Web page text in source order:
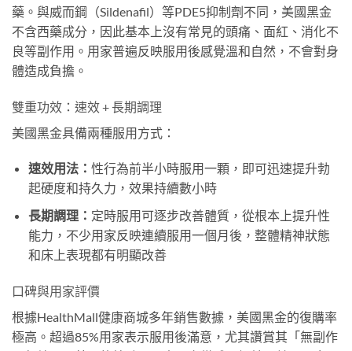
藥。與威而鋼（Sildenafil）等PDE5抑制劑不同，美國黑金
不含西藥成分，因此基本上沒有常見的頭痛、面紅、消化不
良等副作用。用家普遍反映服用後感覺溫和自然，不會對身
體造成負擔。
雙重功效：速效 + 長期調理
美國黑金具備兩種服用方式：
速效用法： 性行為前半小時服用一顆，即可迅速提升勃
起硬度和持久力，效果持續數小時
長期調理： 定時服用可逐步改善體質，從根本上提升性
能力，不少用家反映連續服用一個月後，整體精神狀態
和床上表現都有明顯改善
口碑與用家評價
根據HealthMall健康商城多年銷售數據，美國黑金的復購率
極高。超過85%用家表示服用後滿意，尤其讚賞其「無副作